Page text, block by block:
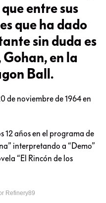
entre sus
que ha dado
sin duda es
en la
Ball.
de noviembre de 1964 en
12 años en el programa de
interpretando a “Demo”
“El Rincón de los
Refinery89